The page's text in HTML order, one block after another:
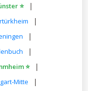
⭐ |
|
|
|
⭐ |
Mitte |